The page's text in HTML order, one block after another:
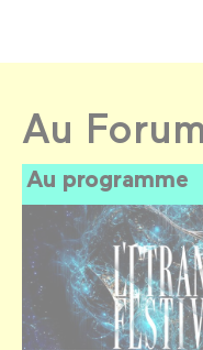
Au
Au programme